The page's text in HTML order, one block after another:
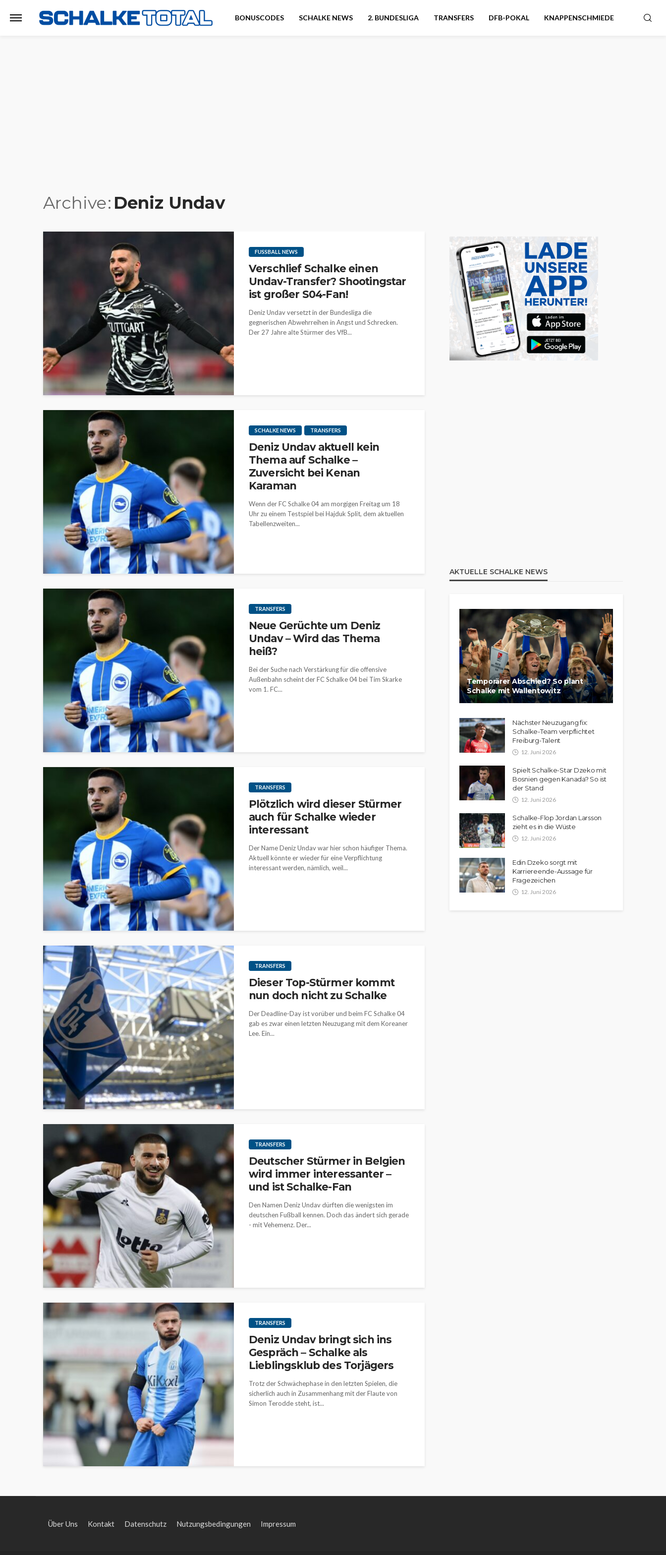
BONUSCODES SCHALKE NEWS 2. BUNDESLIGA TRANSFERS DFB-POKAL KNAPPENSCHMIEDE
Archive Deniz Undav
FUSSBALL NEWS
Verschlief Schalke einen
Undav-Transfer? Shootingstar
ist großer S04-Fan!
Deniz Undav versetzt in der Bundesliga die
gegnerischen Abwehrreihen in Angst und Schrecken.
Der 27 Jahre alte Stürmer des VfB...
SCHALKE NEWS TRANSFERS
Deniz Undav aktuell kein
Thema auf Schalke –
Zuversicht bei Kenan
Karaman
Wenn der FC Schalke 04 am morgigen Freitag um 18
Uhr zu einem Testspiel bei Hajduk Split, dem aktuellen
Tabellenzweiten...
TRANSFERS
Neue Gerüchte um Deniz
Undav – Wird das Thema
heiß?
Bei der Suche nach Verstärkung für die offensive
Außenbahn scheint der FC Schalke 04 bei Tim Skarke
vom 1. FC...
TRANSFERS
Plötzlich wird dieser Stürmer
auch für Schalke wieder
interessant
Der Name Deniz Undav war hier schon häufiger Thema.
Aktuell könnte er wieder für eine Verpflichtung
interessant werden, nämlich, weil...
TRANSFERS
Dieser Top-Stürmer kommt
nun doch nicht zu Schalke
Der Deadline-Day ist vorüber und beim FC Schalke 04
gab es zwar einen letzten Neuzugang mit dem Koreaner
Lee. Ein...
TRANSFERS
Deutscher Stürmer in Belgien
wird immer interessanter –
und ist Schalke-Fan
Den Namen Deniz Undav dürften die wenigsten im
deutschen Fußball kennen. Doch das ändert sich gerade
- mit Vehemenz. Der...
TRANSFERS
Deniz Undav bringt sich ins
Gespräch – Schalke als
Lieblingsklub des Torjägers
Trotz der Schwächephase in den letzten Spielen, die
sicherlich auch in Zusammenhang mit der Flaute von
Simon Terodde steht, ist...
AKTUELLE SCHALKE NEWS
Temporärer Abschied? So plant
Schalke mit Wallentowitz
Nächster Neuzugang fix:
Schalke-Team verpflichtet
Freiburg-Talent
12. Juni 2026
Spielt Schalke-Star Dzeko mit
Bosnien gegen Kanada? So ist
der Stand
12. Juni 2026
Schalke-Flop Jordan Larsson
zieht es in die Wüste
12. Juni 2026
Edin Dzeko sorgt mit
Karriereende-Aussage für
Fragezeichen
12. Juni 2026
Über Uns Kontakt Datenschutz Nutzungsbedingungen Impressum